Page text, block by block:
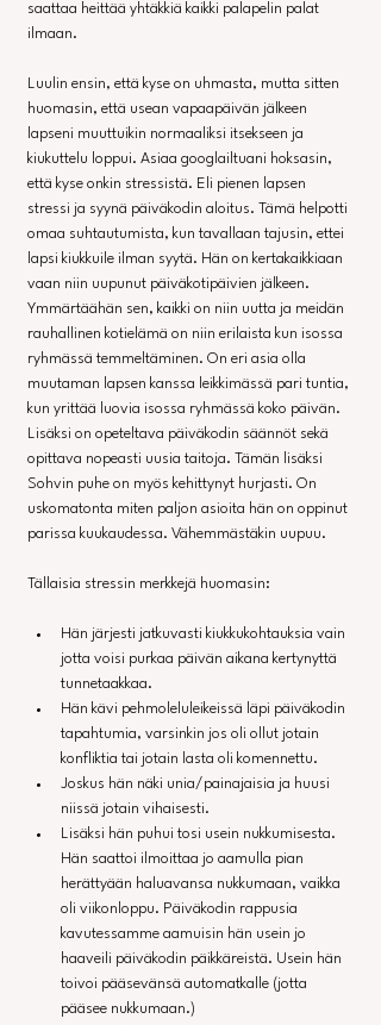
saattaa heittää yhtäkkiä kaikki palapelin palat
ilmaan.
Luulin ensin, että kyse on uhmasta, mutta sitten
huomasin, että usean vapaapäivän jälkeen
lapseni muuttuikin normaaliksi itsekseen ja
kiukuttelu loppui. Asiaa googlailtuani hoksasin,
että kyse onkin stressistä. Eli pienen lapsen
stressi ja syynä päiväkodin aloitus. Tämä helpotti
omaa suhtautumista, kun tavallaan tajusin, ettei
lapsi kiukkuile ilman syytä. Hän on kertakaikkiaan
vaan niin uupunut päiväkotipäivien jälkeen.
Ymmärtäähän sen, kaikki on niin uutta ja meidän
rauhallinen kotielämä on niin erilaista kun isossa
ryhmässä temmeltäminen. On eri asia olla
muutaman lapsen kanssa leikkimässä pari tuntia,
kun yrittää luovia isossa ryhmässä koko päivän.
Lisäksi on opeteltava päiväkodin säännöt sekä
opittava nopeasti uusia taitoja. Tämän lisäksi
Sohvin puhe on myös kehittynyt hurjasti. On
uskomatonta miten paljon asioita hän on oppinut
parissa kuukaudessa. Vähemmästäkin uupuu.
Tällaisia stressin merkkejä huomasin:
Hän järjesti jatkuvasti kiukkukohtauksia vain
jotta voisi purkaa päivän aikana kertynyttä
tunnetaakkaa.
Hän kävi pehmoleluleikeissä läpi päiväkodin
tapahtumia, varsinkin jos oli ollut jotain
konfliktia tai jotain lasta oli komennettu.
Joskus hän näki unia/painajaisia ja huusi
niissä jotain vihaisesti.
Lisäksi hän puhui tosi usein nukkumisesta.
Hän saattoi ilmoittaa jo aamulla pian
herättyään haluavansa nukkumaan, vaikka
oli viikonloppu. Päiväkodin rappusia
kavutessamme aamuisin hän usein jo
haaveili päiväkodin päikkäreistä. Usein hän
toivoi pääsevänsä automatkalle (jotta
pääsee nukkumaan.)